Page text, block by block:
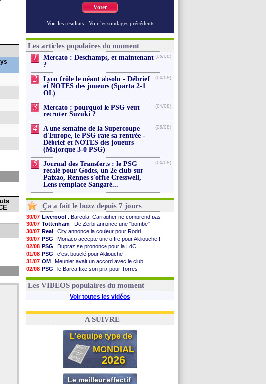
-
Voter
Voir les resultats - Voir les sondages précédents
Les articles populaires du moment
1
Mercato : Deschamps, et maintenant
?
(05/08)
2
Lyon frôle le néant absolu - Débrief
et NOTES des joueurs (Sparta 2-1
OL)
(04/08)
3
Mercato : pourquoi le PSG veut
recruter Suzuki ?
(04/08)
4
A une semaine de la Supercoupe
d'Europe, le PSG rate sa rentrée -
Débrief et NOTES des joueurs
(Majorque 3-0 PSG)
(05/08)
5
Journal des Transferts : le PSG
recalé pour Godts, un 2e club sur
Paixao, Rennes s'offre Cresswell,
Lens remplace Sangaré...
(04/08)
Ça a fait le buzz depuis 7 jours
30/07 Liverpool : Barcola, Carragher ne comprend pas
30/07 Tottenham : De Zerbi annonce une "bombe"
30/07 Real : City annonce la couleur pour Rodri
30/07 PSG : Monaco accepte une offre pour Akliouche !
02/08 PSG : Dupraz se prononce pour la LdC
01/08 PSG : c'est bouclé pour Akliouche !
31/07 OM : Meunier avait un accord avec le club
02/08 PSG : le Barça fixe son prix pour Torres
01/08 Barça: Torres souhaite rejoindre le PSG !
Les VIDEOS populaires du moment
Voir toutes les vidéos
A SUIVRE
L'equipe type de
MONDIAL
2026
Le meilleur effectif